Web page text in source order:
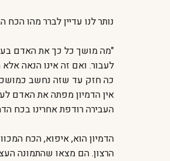
נותר לנו עדיין לברר מהו הכח
"מה מושך כל כך את האדם
לעבור. ואם זה אינו הנאה
כה חזק עד שזה נחשב
אין הדמיון מפתה את האדם
העבירה רודפת אחרינו בכח
הדמיון הוא, איפוא, הכח
הרצון. הם מצאו שהתמונה